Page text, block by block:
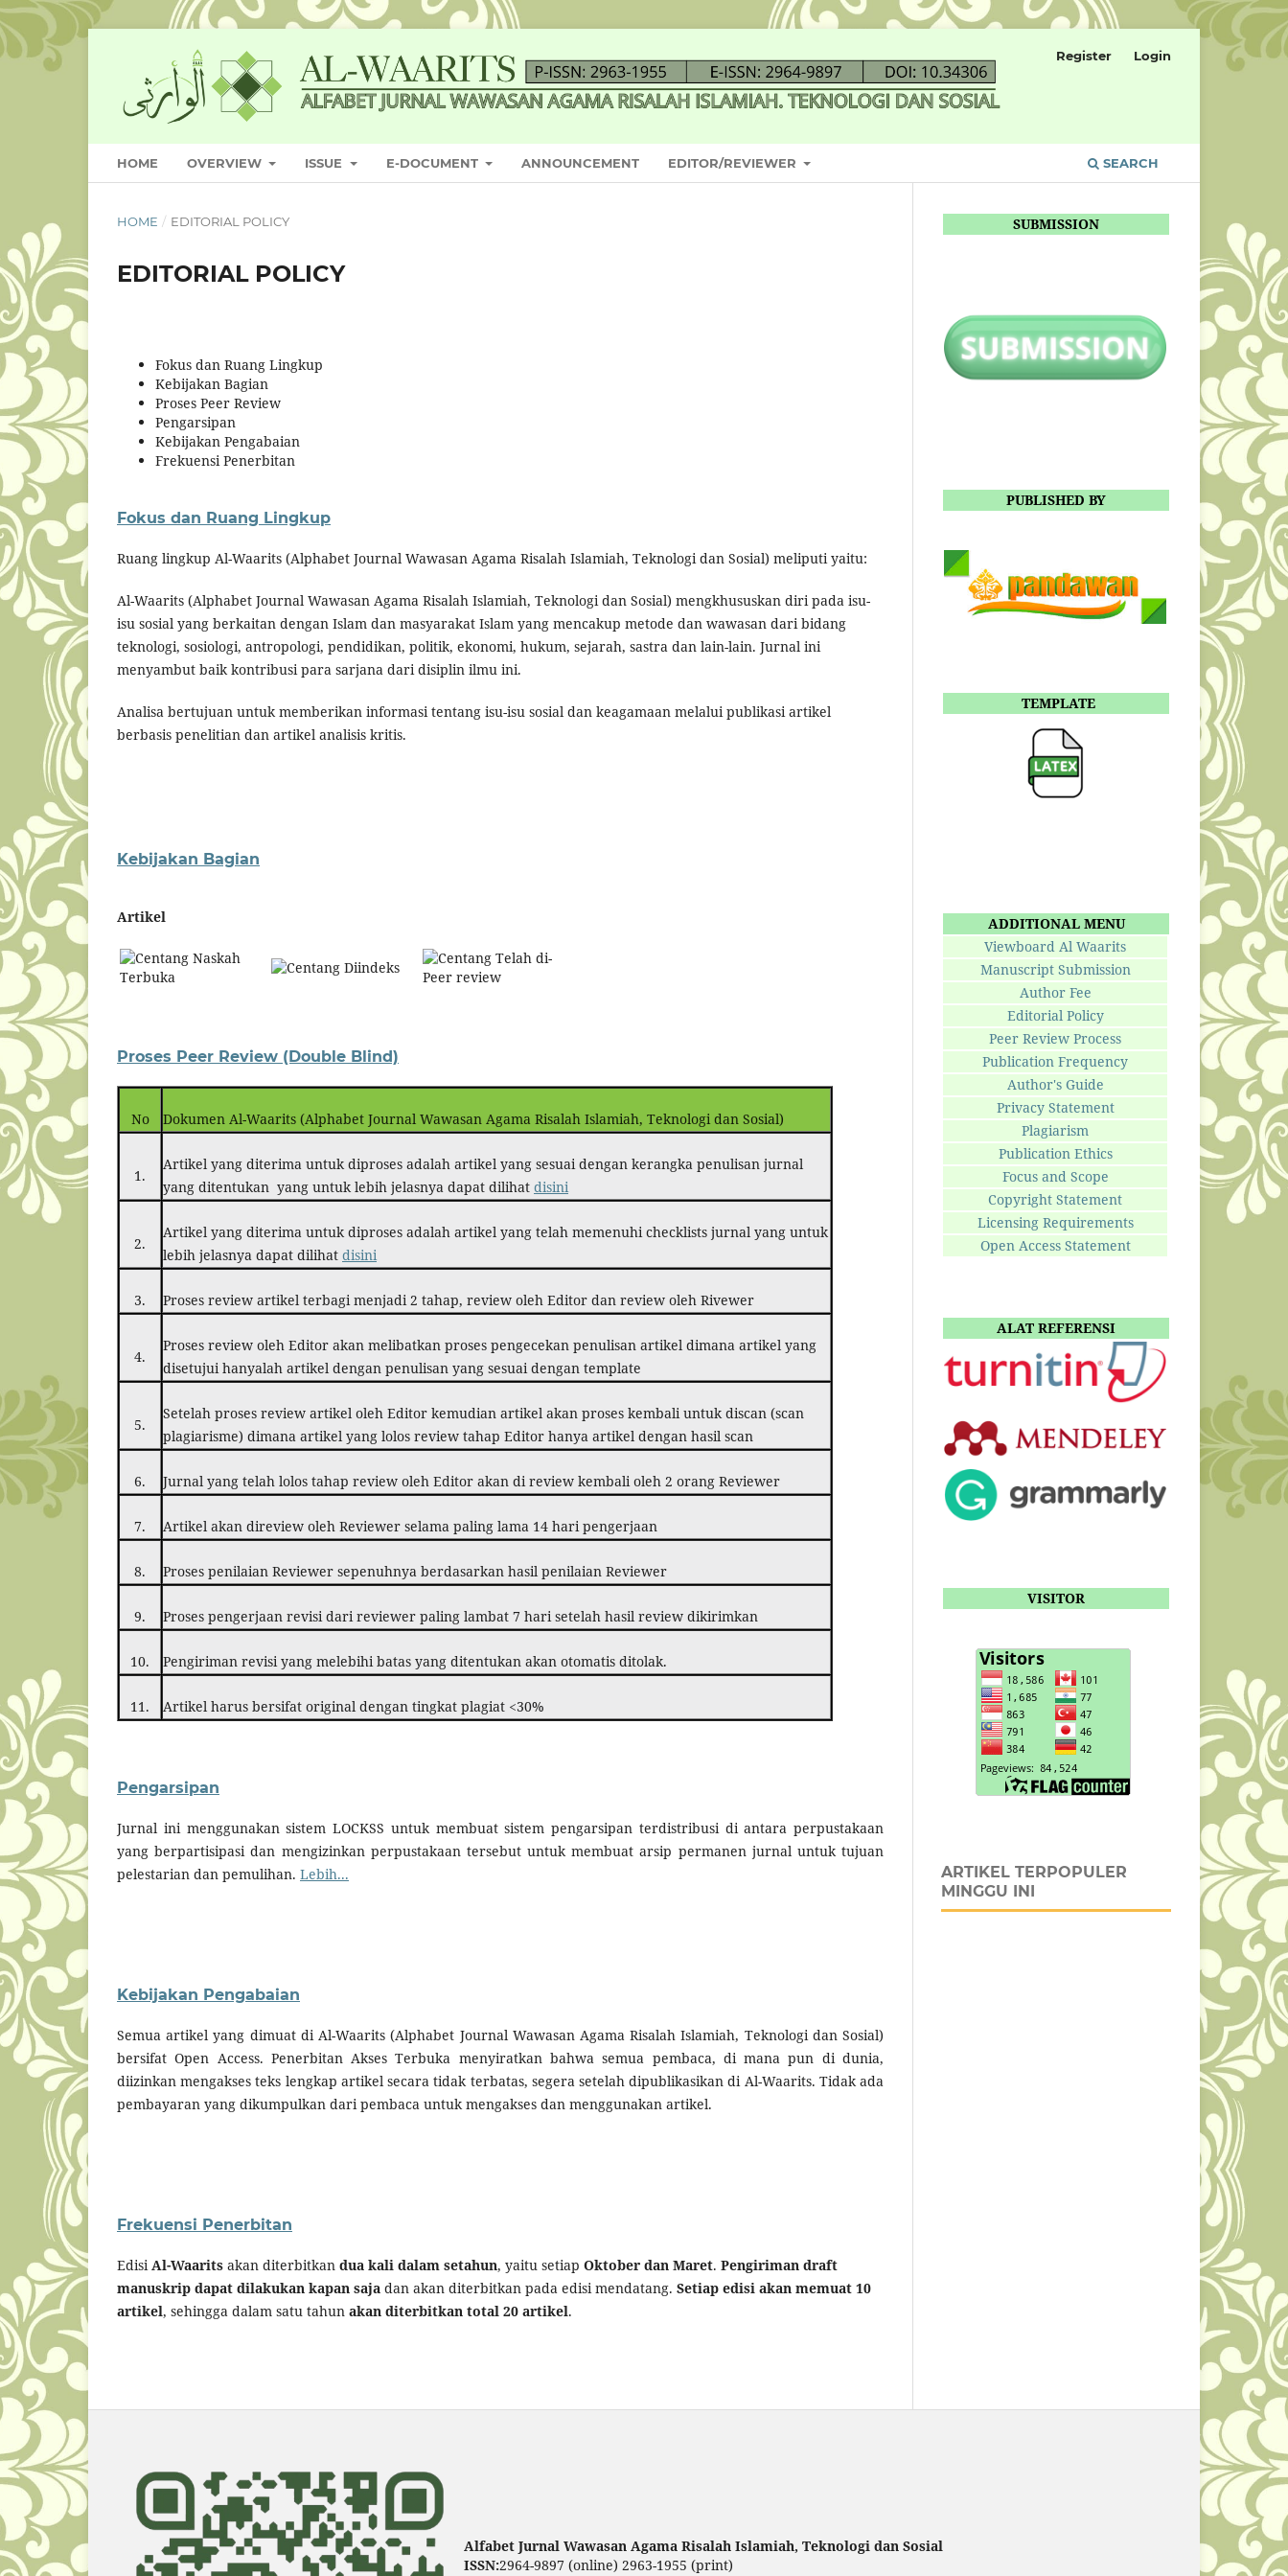
HOME OVERVIEW ISSUE E-DOCUMENT ANNOUNCEMENT EDITOR/REVIEWER SEARCH
Register Login
HOME / EDITORIAL POLICY
EDITORIAL POLICY
Fokus dan Ruang Lingkup
Kebijakan Bagian
Proses Peer Review
Pengarsipan
Kebijakan Pengabaian
Frekuensi Penerbitan
Fokus dan Ruang Lingkup
Ruang lingkup Al-Waarits (Alphabet Journal Wawasan Agama Risalah Islamiah, Teknologi dan Sosial) meliputi yaitu:
Al-Waarits (Alphabet Journal Wawasan Agama Risalah Islamiah, Teknologi dan Sosial) mengkhususkan diri pada isu-
isu sosial yang berkaitan dengan Islam dan masyarakat Islam yang mencakup metode dan wawasan dari bidang
teknologi, sosiologi, antropologi, pendidikan, politik, ekonomi, hukum, sejarah, sastra dan lain-lain. Jurnal ini
menyambut baik kontribusi para sarjana dari disiplin ilmu ini.
Analisa bertujuan untuk memberikan informasi tentang isu-isu sosial dan keagamaan melalui publikasi artikel
berbasis penelitian dan artikel analisis kritis.
Kebijakan Bagian
Artikel
Naskah
Terbuka
Diindeks
Telah di-
Peer review
Proses Peer Review (Double Blind)
No Dokumen Al-Waarits (Alphabet Journal Wawasan Agama Risalah Islamiah, Teknologi dan Sosial)
1.
Artikel yang diterima untuk diproses adalah artikel yang sesuai dengan kerangka penulisan jurnal
yang ditentukan yang untuk lebih jelasnya dapat dilihat disini
2.
Artikel yang diterima untuk diproses adalah artikel yang telah memenuhi checklists jurnal yang untuk
lebih jelasnya dapat dilihat disini
3. Proses review artikel terbagi menjadi 2 tahap, review oleh Editor dan review oleh Rivewer
4.
Proses review oleh Editor akan melibatkan proses pengecekan penulisan artikel dimana artikel yang
disetujui hanyalah artikel dengan penulisan yang sesuai dengan template
5.
Setelah proses review artikel oleh Editor kemudian artikel akan proses kembali untuk discan (scan
plagiarisme) dimana artikel yang lolos review tahap Editor hanya artikel dengan hasil scan
6. Jurnal yang telah lolos tahap review oleh Editor akan di review kembali oleh 2 orang Reviewer
7. Artikel akan direview oleh Reviewer selama paling lama 14 hari pengerjaan
8. Proses penilaian Reviewer sepenuhnya berdasarkan hasil penilaian Reviewer
9. Proses pengerjaan revisi dari reviewer paling lambat 7 hari setelah hasil review dikirimkan
10. Pengiriman revisi yang melebihi batas yang ditentukan akan otomatis ditolak.
11. Artikel harus bersifat original dengan tingkat plagiat <30%
Pengarsipan
Jurnal ini menggunakan sistem LOCKSS untuk membuat sistem pengarsipan terdistribusi di antara perpustakaan
yang berpartisipasi dan mengizinkan perpustakaan tersebut untuk membuat arsip permanen jurnal untuk tujuan
pelestarian dan pemulihan. Lebih...
Kebijakan Pengabaian
Semua artikel yang dimuat di Al-Waarits (Alphabet Journal Wawasan Agama Risalah Islamiah, Teknologi dan Sosial)
bersifat Open Access. Penerbitan Akses Terbuka menyiratkan bahwa semua pembaca, di mana pun di dunia,
diizinkan mengakses teks lengkap artikel secara tidak terbatas, segera setelah dipublikasikan di Al-Waarits. Tidak ada
pembayaran yang dikumpulkan dari pembaca untuk mengakses dan menggunakan artikel.
Frekuensi Penerbitan
EdisiAl-Waarits akan diterbitkan dua kali dalam setahun, yaitu setiap Oktober dan Maret. Pengiriman draft
manuskrip dapat dilakukan kapan saja dan akan diterbitkan pada edisi mendatang. Setiap edisi akan memuat 10
artikel, sehingga dalam satu tahun akan diterbitkan total 20 artikel.
SUBMISSION
PUBLISHED BY
TEMPLATE
ADDITIONAL MENU
Viewboard Al Waarits
Manuscript Submission
Author Fee
Editorial Policy
Peer Review Process
Publication Frequency
Author's Guide
Privacy Statement
Plagiarism
Publication Ethics
Focus and Scope
Copyright Statement
Licensing Requirements
Open Access Statement
ALAT REFERENSI
VISITOR
ARTIKEL TERPOPULER
MINGGU INI
Alfabet Jurnal Wawasan Agama Risalah Islamiah, Teknologi dan Sosial
ISSN:2964-9897 (online) 2963-1955 (print)